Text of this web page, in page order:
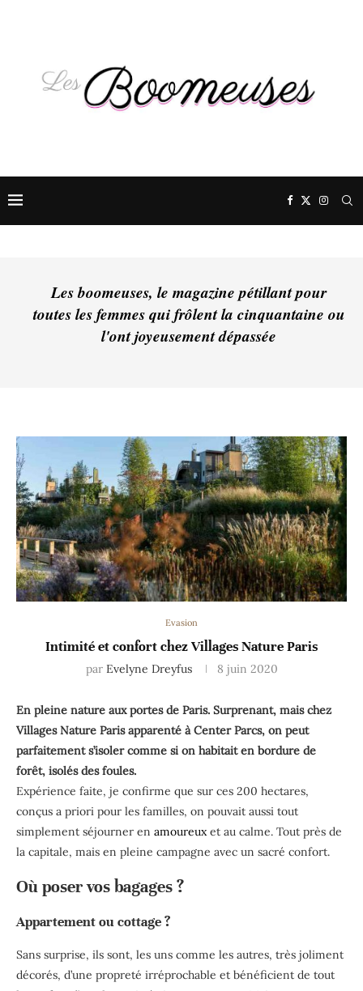
Les boomeuses, le magazine pétillant pour
toutes les femmes qui frôlent la cinquantaine ou
l'ont joyeusement dépassée
Evasion
Intimité et confort chez Villages Nature Paris
par Evelyne Dreyfus 8 juin 2020
En pleine nature aux portes de Paris. Surprenant, mais chez
Villages Nature Paris apparenté à Center Parcs, on peut
parfaitement s’isoler comme si on habitait en bordure de
forêt, isolés des foules.
Expérience faite, je confirme que sur ces 200 hectares,
conçus a priori pour les familles, on pouvait aussi tout
simplement séjourner en amoureuxet au calme. Tout près de
la capitale, mais en pleine campagne avec un sacré confort.
Où poser vos bagages ?
Appartement ou cottage ?
Sans surprise, ils sont, les uns comme les autres, très joliment
décorés, d’une propreté irréprochable et bénéficient de tout